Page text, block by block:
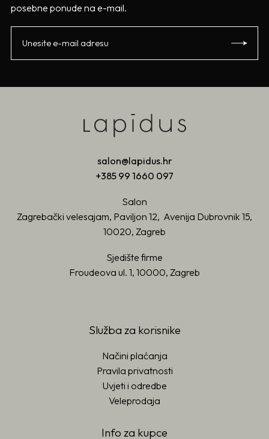
posebne ponude na e-mail.
salon@lapidus.hr
+385 99 1660 097
Salon
Zagrebački velesajam, Paviljon 12, Avenija Dubrovnik 15,
10020, Zagreb
Sjedište firme
Froudeova ul. 1, 10000, Zagreb
Služba za korisnike
Načini plaćanja
Pravila privatnosti
Uvjeti i odredbe
Veleprodaja
Info za kupce